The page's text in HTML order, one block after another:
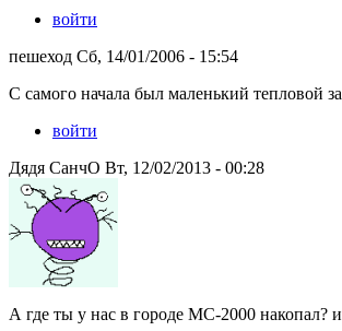
войти
пешеход Сб, 14/01/2006 - 15:54
С самого начала был маленький тепловой
войти
Дядя СанчО Вт, 12/02/2013 - 00:28
А где ты у нас в городе МС-2000 накопал?